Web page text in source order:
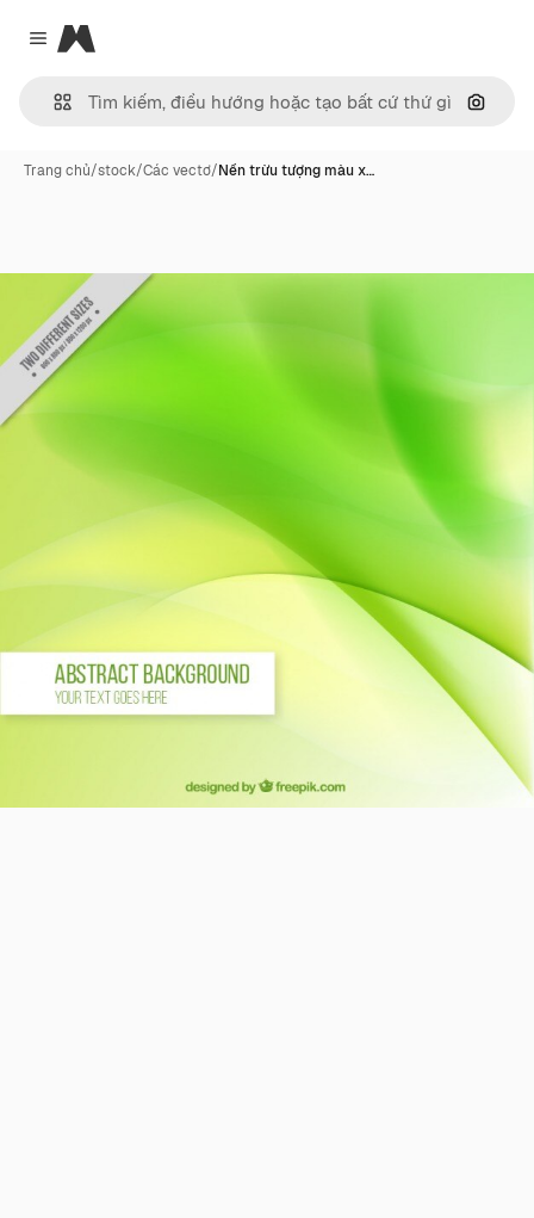
Close menu
Magnific
Tìm
Trang chủ/stock/Các vectơ/Nền trừu tượng màu x…